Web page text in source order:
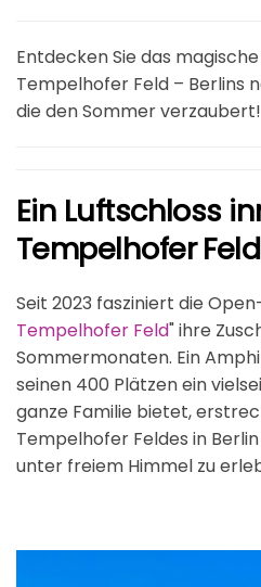
Entdecken Sie das
Tempelhofer Feld – Berlins
die den Sommer verzaubert!
Ein Luftschloss
Tempelhofer
Seit 2023 fasziniert die
Tempelhofer Feld" ihre
Sommermonaten. Ein
seinen 400 Plätzen ein
ganze Familie bietet,
Tempelhofer Feldes in
unter freiem Himmel zu